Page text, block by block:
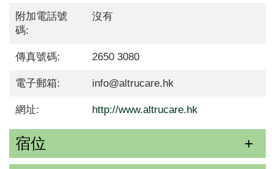
附加電話號
碼:
沒有
傳真號碼: 2650 3080
電子郵箱: info@altrucare.hk
網址: http://www.altrucare.hk
宿位